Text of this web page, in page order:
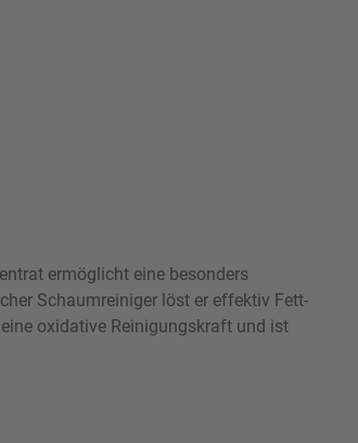
ermöglicht eine besonders
Schaumreiniger löst er effektiv Fett-
oxidative Reinigungskraft und ist